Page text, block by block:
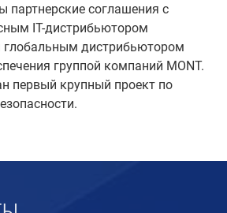
партнерские соглашения с
IT-дистрибьютором
глобальным дистрибьютором
группой компаний MONT.
первый крупный проект по